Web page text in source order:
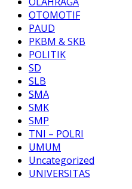
OTOMOTIF
PAUD
PKBM & SKB
POLITIK
SD
SLB
SMA
SMK
SMP
TNI – POLRI
UMUM
Uncategorized
UNIVERSITAS